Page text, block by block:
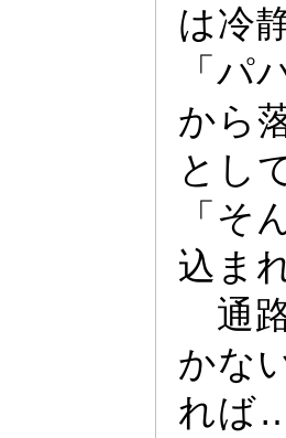
は冷
「パ
から
とし
「そ
込ま
通
かな
れば